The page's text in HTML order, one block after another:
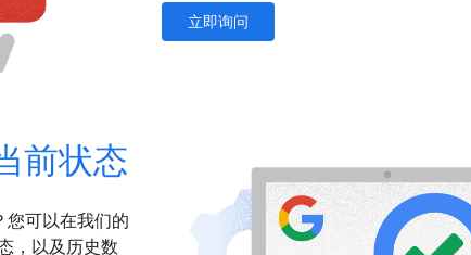
立即询问
前状态
您可以在我们的
，以及历史数